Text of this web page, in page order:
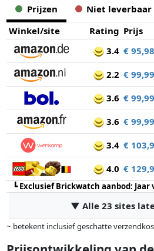
Prijzen
Niet leverbaar
Winkel/site
Rating Prijs
3.4 € 95,98
2.2 € 99,99
3.6 € 99,99
3.6 € 99,99
3.4 €
4.0 €
┗Exclusief Brickwatch aanbod: Jaar
▼ Alle 23 sites
~ betekent inclusief geschatte